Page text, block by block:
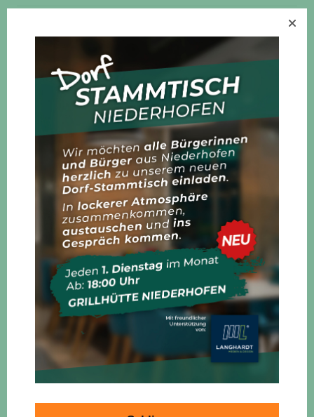
Veranstaltungen
Neueste Beiträge
Dorffest an Himmelfahrt
15. April 2025
Ausbau Glasfaser
15. März 2025
Freibad Saison startet pünktlich
15. März 2025